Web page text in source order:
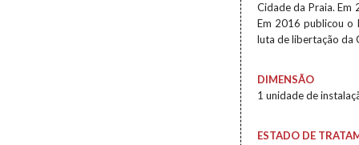
Cidade da Praia. Em
Em 2016 publicou o
luta de libertação da
DIMENSÃO
1 unidade de
ESTADO DE